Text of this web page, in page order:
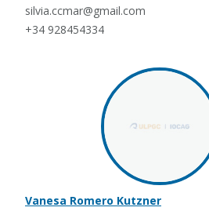
silvia.ccmar@gmail.com
+34 928454334
Vanesa Romero Kutzner